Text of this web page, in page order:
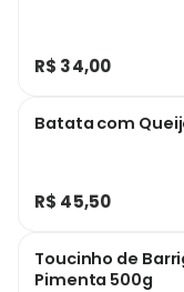
R$ 34,00
Batata com
R$ 45,50
Toucinho de
Pimenta 500g